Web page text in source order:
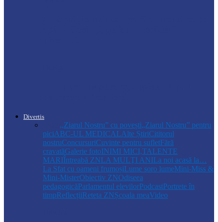
Divertis
,,Ziarul Nostru” cu povești„Ziarul Nostru” pentru
piciABC-UL MEDICALAlte ȘtiriCititorul
nostruConcursuriCuvinte pentru sufletFără
cravatăGalerie fotoINIMI MICI,TALENTE
MARIÎntreabă ZNLA MULŢI ANILa noi acasă la…
La Sfat cu oameni frumoșiLume soro lumeMini-Miss &
Mini-MisterObiectiv ZNOdiseea
pedagogicăParlamentul elevilorPodcastPortrete în
timpReflecțiiReteta ZNȘcoala meaVideo